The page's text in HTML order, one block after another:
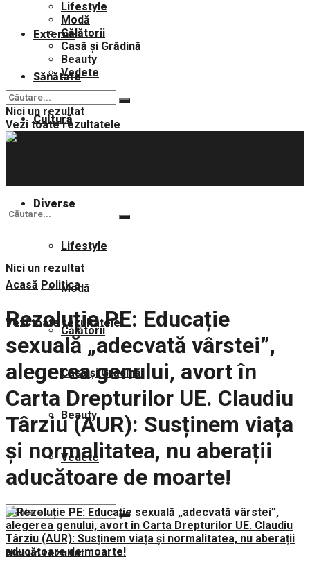
Externe
Sănătate
Cultură
Diverse
Lifestyle
Modă
Călătorii
Casă și Grădină
Beauty
Vedete
Nici un rezultat
Lifestyle
Modă
Călătorii
Casă și Grădină
Beauty
Vedete
Nici un rezultat
Vezi toate rezultatele
Nici un rezultat
Vezi toate rezultatele
Acasă Politica
Rezoluție PE: Educație
sexuală „adecvată vârstei”,
alegerea genului, avort în
Carta Drepturilor UE. Claudiu
Târziu (AUR): Susținem viața
și normalitatea, nu aberații
aducătoare de moarte!